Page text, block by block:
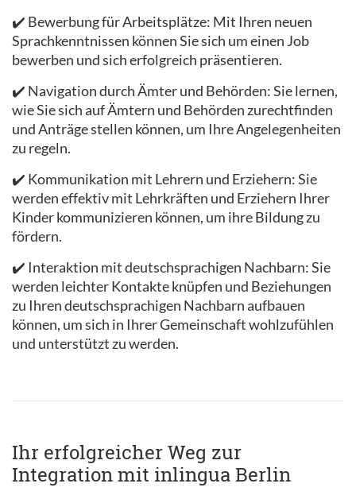
✔️ Bewerbung für Arbeitsplätze: Mit Ihren neuen
Sprachkenntnissen können Sie sich um einen Job
bewerben und sich erfolgreich präsentieren.
✔️ Navigation durch Ämter und Behörden: Sie lernen,
wie Sie sich auf Ämtern und Behörden zurechtfinden
und Anträge stellen können, um Ihre Angelegenheiten
zu regeln.
✔️ Kommunikation mit Lehrern und Erziehern: Sie
werden effektiv mit Lehrkräften und Erziehern Ihrer
Kinder kommunizieren können, um ihre Bildung zu
fördern.
✔️ Interaktion mit deutschsprachigen Nachbarn: Sie
werden leichter Kontakte knüpfen und Beziehungen
zu Ihren deutschsprachigen Nachbarn aufbauen
können, um sich in Ihrer Gemeinschaft wohlzufühlen
und unterstützt zu werden.
Ihr erfolgreicher Weg zur
Integration mit inlingua Berlin